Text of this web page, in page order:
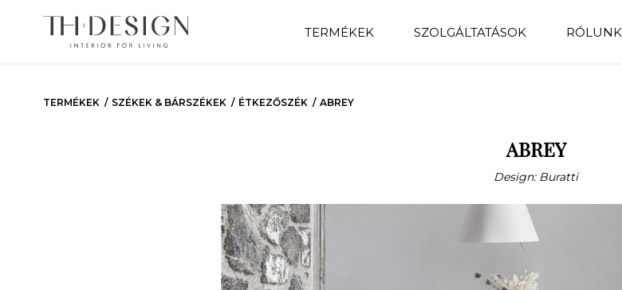
TERMÉKEK SZOLGÁLTATÁSOK RÓLUNK
TERMÉKEK SZÉKEK & BÁRSZÉKEK ÉTKEZŐSZÉK ABREY
ABREY
Design: Buratti